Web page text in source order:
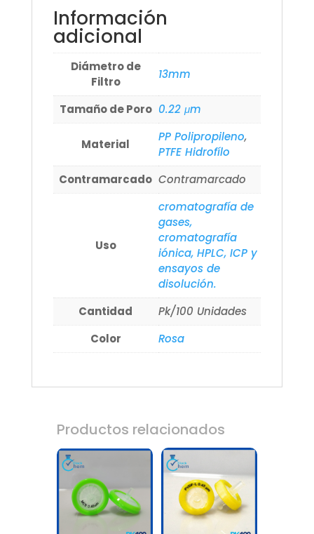
Información
adicional
Diámetro de
Filtro
13mm
Tamaño de Poro 0.22 μm
Material
PP Polipropileno,
PTFE Hidrofílo
Contramarcado Contramarcado
Uso
cromatografía de
gases,
cromatografía
iónica, HPLC, ICP y
ensayos de
disolución.
Cantidad
Pk/100 Unidades
Color
Rosa
Productos relacionados